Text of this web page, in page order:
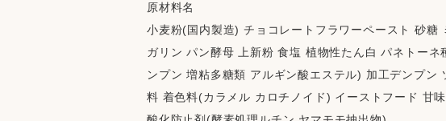
原材料名
小麦粉(国内製造) チョコレートフラワーペースト 砂
ガリン パン酵母 上新粉 食塩 植物性たん白 パネトー
ンプン 増粘多糖類 アルギン酸エステル) 加工デンプン
料 着色料(カラメル カロチノイド) イーストフード 甘